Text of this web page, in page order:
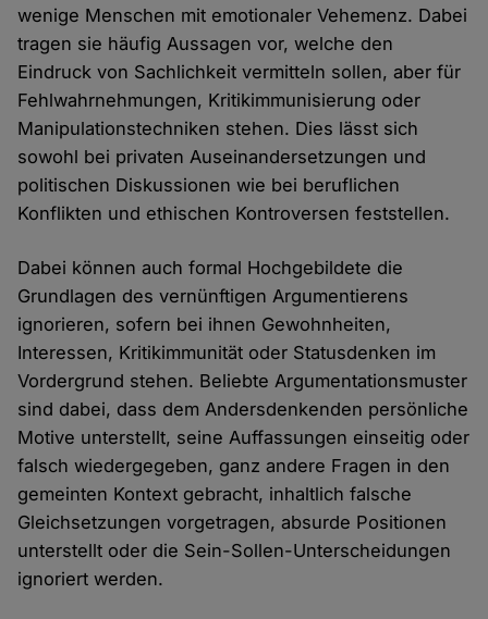
wenige Menschen mit emotionaler Vehemenz. Dabei
tragen sie häufig Aussagen vor, welche den
Eindruck von Sachlichkeit vermitteln sollen, aber für
Fehlwahrnehmungen, Kritikimmunisierung oder
Manipulationstechniken stehen. Dies lässt sich
sowohl bei privaten Auseinandersetzungen und
politischen Diskussionen wie bei beruflichen
Konflikten und ethischen Kontroversen feststellen.
Dabei können auch formal Hochgebildete die
Grundlagen des vernünftigen Argumentierens
ignorieren, sofern bei ihnen Gewohnheiten,
Interessen, Kritikimmunität oder Statusdenken im
Vordergrund stehen. Beliebte Argumentationsmuster
sind dabei, dass dem Andersdenkenden persönliche
Motive unterstellt, seine Auffassungen einseitig oder
falsch wiedergegeben, ganz andere Fragen in den
gemeinten Kontext gebracht, inhaltlich falsche
Gleichsetzungen vorgetragen, absurde Positionen
unterstellt oder die Sein-Sollen-Unterscheidungen
ignoriert werden.